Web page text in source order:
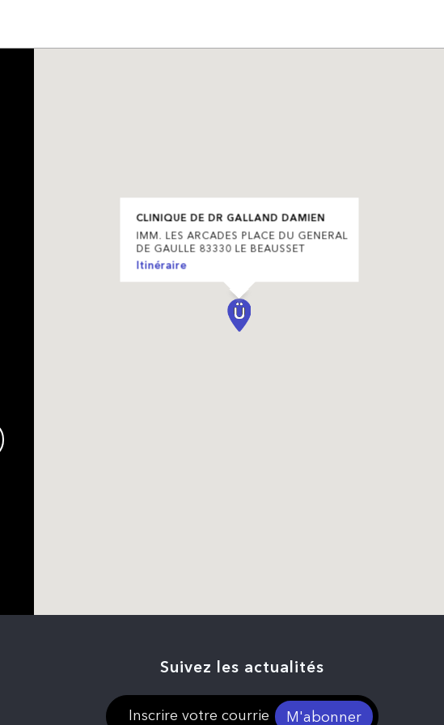
CLINIQUE DE DR GALLAND DAMIEN
IMM. LES ARCADES PLACE DU GENERAL
DE GAULLE 83330 LE BEAUSSET
Itinéraire
Suivez les actualités
M'abonner